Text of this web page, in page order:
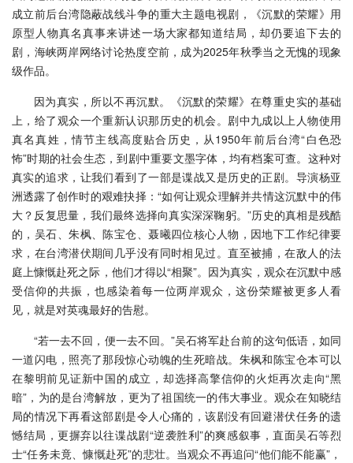
成立前后台湾隐蔽战线斗争的重大主题电视剧，《沉默的荣耀》用
原型人物真名真事来讲述一场大家都知道结局，却仍要追下去的
剧，海峡两岸网络讨论热度空前，成为2025年秋季当之无愧的现象
级作品。
因为真实，所以不再沉默。《沉默的荣耀》在尊重史实的基础
上，给了观众一个重新认识那历史的机会。剧中九成以上人物使用
真名真姓，情节主线高度贴合历史，从1950年前后台湾“白色恐
怖”时期的社会生态，到剧中重要文墨字体，均有档案可查。这种对
真实的追求，让我们看到了一部是谍战又是历史的正剧。导演杨亚
洲透露了创作时的艰难抉择：“如何让观众理解并共情这沉默中的伟
大？反复思量，我们最终选择向真实深深鞠躬。”历史的真相是残酷
的，吴石、朱枫、陈宝仓、聂曦四位核心人物，因地下工作纪律要
求，在台湾潜伏期间几乎没有同时相见过。直至被捕，在敌人的法
庭上慷慨赴死之际，他们才得以“相聚”。因为真实，观众在沉默中感
受信仰的共振，也感染着每一位两岸观众，这份荣耀被更多人看
见，就是对英魂最好的告慰。
“若一去不回，便一去不回。”吴石将军赴台前的这句低语，如同
一道闪电，照亮了那段惊心动魄的生死暗战。朱枫和陈宝仓本可以
在黎明前见证新中国的成立，却选择高擎信仰的火炬再次走向“黑
暗”，为的是台湾解放，更为了祖国统一的伟大事业。观众在知晓结
局的情况下再看这部剧是令人心痛的，该剧没有回避潜伏任务的遗
憾结局，更摒弃以往谍战剧“逆袭胜利”的爽感叙事，直面吴石等烈
士“任务未竟、慷慨赴死”的悲壮。当观众不再追问“他们能不能赢”，